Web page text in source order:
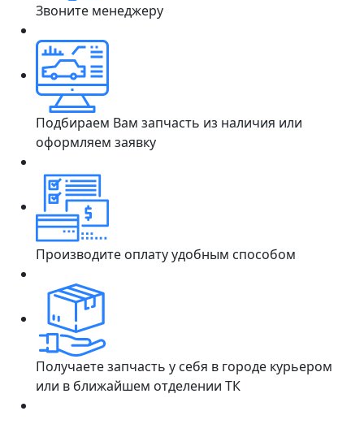
Звоните менеджеру
Подбираем Вам запчасть из наличия или
оформляем заявку
Производите оплату удобным способом
Получаете запчасть у себя в городе курьером
или в ближайшем отделении ТК